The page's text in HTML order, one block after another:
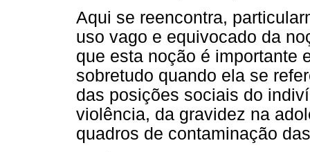
Aqui se reencontra,
uso vago e equivocado da
que esta noção é importante
sobretudo quando ela se
das posições sociais do
violência, da gravidez na
quadros de contaminação